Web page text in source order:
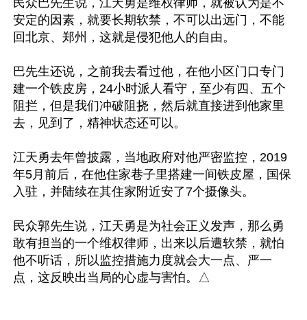
民众巴先生说，江天勇是维权律师，就被认为是不
安定的因素，就要长期软禁，不可以出远门，不能
回北京、郑州，这就是侵犯他人的自由。
巴先生还说，之前我去看过他，在他小区门口专门
建一个铁皮房，24小时派人看守，至少有四、五个
阻拦，但是我们冲破阻挠，然后就直接进到他家里
去，见到了，精神状态还可以。
江天勇去年曾披露，当地政府对他严密监控，2019
年5月前后，在他住家巷子里搭建一间铁皮屋，国保
入驻，并陆续在其住家附近安了7个摄像头。
民众郭先生说，江天勇是为社会正义发声，那么勇
敢有担当的一个维权律师，出来以后遭软禁，就怕
他不听话，所以监控措施力度就会大一点、严一